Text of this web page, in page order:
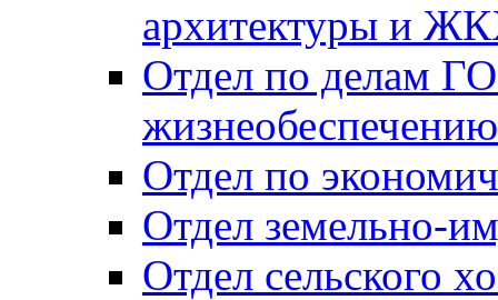
архитектуры и
Отдел по делам
Отдел по
Отдел земельно-
Отдел сельского